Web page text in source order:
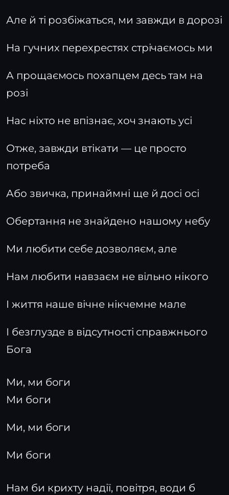
Але й ті розбіжаться, ми завжди в дорозі
На гучних перехрестях стрічаємось ми
А прощаємось похапцем десь там на
розі
Нас ніхто не впізнає, хоч знають усі
Отже, завжди втікати — це просто
потреба
Або звичка, принаймні ще й досі осі
Обертання не знайдено нашому небу
Ми любити себе дозволяєм, але
Нам любити навзаєм не вільно нікого
I життя наше вічне нікчемне мале
І безглузде в відсутності справжнього
Бога
Ми, ми боги
Ми боги
Ми, ми боги
Ми боги
Нам би крихту надії, повітря, води б